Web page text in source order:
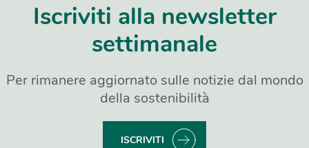
Iscriviti alla newsletter
settimanale
Per rimanere aggiornato sulle notizie dal mondo
della sostenibilità
ISCRIVITI